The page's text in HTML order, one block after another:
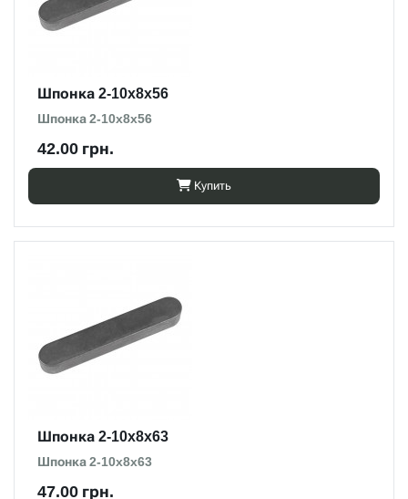
Шпонка 2-10x8x56
Шпонка 2-10x8x56
42.00 грн.
Купить
Шпонка 2-10x8x63
Шпонка 2-10x8x63
47.00 грн.